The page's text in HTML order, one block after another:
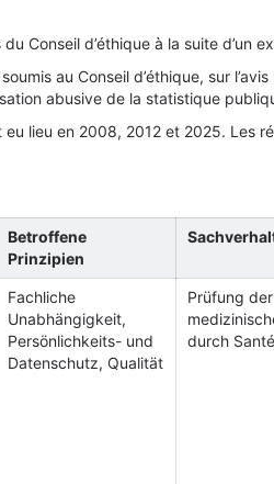
Conseil d’éthique à la suite
au Conseil d’éthique, sur
abusive de la statistique
lieu en 2008, 2012 et 2025. Les
Betroffene
Prinzipien
Fachliche
Unabhängigkeit,
Persönlichkeits- und
Datenschutz, Qualität
Prüfung
durch